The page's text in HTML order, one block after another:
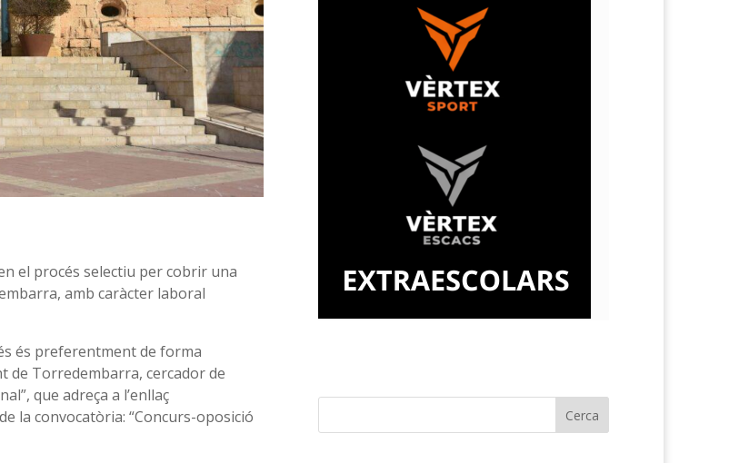
el procés selectiu per cobrir una
amb caràcter laboral
és preferentment de forma
de Torredembarra, cercador de
que adreça a l’enllaç
la convocatòria: “Concurs-oposició